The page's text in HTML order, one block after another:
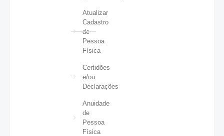
Atualizar
Cadastro
de
Pessoa
Física
Certidões
e/ou
Declarações
Anuidade
de
Pessoa
Física